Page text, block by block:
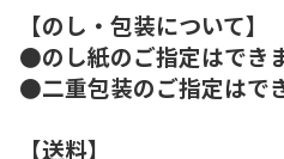
【のし・包装について】
●のし紙のご指定はでき
●二重包装のご指定はで
【送料】